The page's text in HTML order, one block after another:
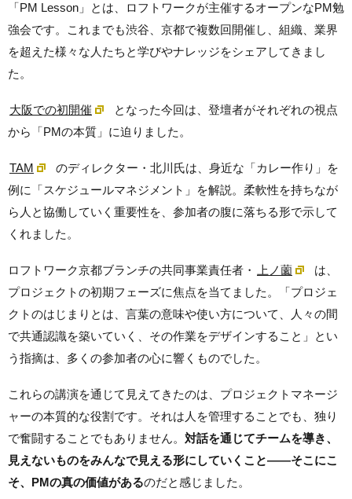
「PM Lesson」とは、ロフトワークが主催するオープンなPM勉
強会です。これまでも渋谷、京都で複数回開催し、組織、業界
を超えた様々な人たちと学びやナレッジをシェアしてきまし
た。
大阪での初開催
となった今回は、登壇者がそれぞれの視点
から「PMの本質」に迫りました。
TAM
のディレクター・北川氏は、身近な「カレー作り」を
例に「スケジュールマネジメント」を解説。柔軟性を持ちなが
ら人と協働していく重要性を、参加者の腹に落ちる形で示して
くれました。
ロフトワーク京都ブランチの共同事業責任者・ 上ノ薗
は、
プロジェクトの初期フェーズに焦点を当てました。「プロジェ
クトのはじまりとは、言葉の意味や使い方について、人々の間
で共通認識を築いていく、その作業をデザインすること」とい
う指摘は、多くの参加者の心に響くものでした。
これらの講演を通じて見えてきたのは、プロジェクトマネージ
ャーの本質的な役割です。それは人を管理することでも、独り
で奮闘することでもありません。 対話を通じてチームを導き、
見えないものをみんなで見える形にしていくこと——そこにこ
そ、PMの真の価値があるのだと感じました。